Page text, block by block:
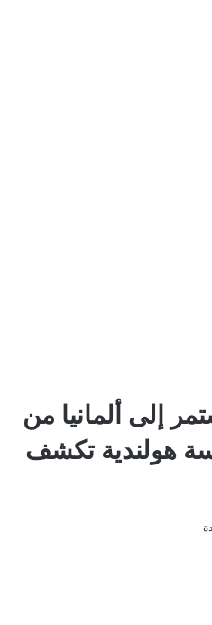
إلى ألمانيا من
هولندية تكشف